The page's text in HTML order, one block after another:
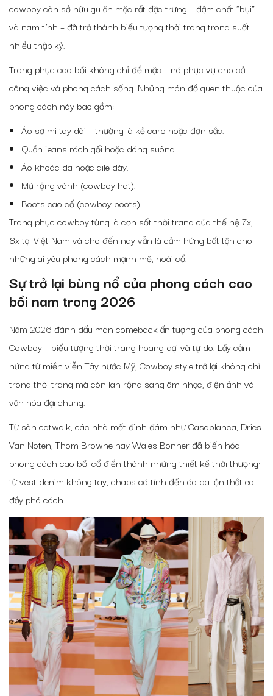
cowboy còn sở hữu gu ăn mặc rất đặc trưng – đậm chất “bụi”
và nam tính – đã trở thành biểu tượng thời trang trong suốt
nhiều thập kỷ.
Trang phục cao bồi không chỉ để mặc – nó phục vụ cho cả
công việc và phong cách sống. Những món đồ quen thuộc của
phong cách này bao gồm:
Áo sơ mi tay dài – thường là kẻ caro hoặc đơn sắc.
Quần jeans rách gối hoặc dáng suông.
Áo khoác da hoặc gile dày.
Mũ rộng vành (cowboy hat).
Boots cao cổ (cowboy boots).
Trang phục cowboy từng là cơn sốt thời trang của thế hệ 7x,
8x tại Việt Nam và cho đến nay vẫn là cảm hứng bất tận cho
những ai yêu phong cách mạnh mẽ, hoài cổ.
Sự trở lại bùng nổ của phong cách cao
bồi nam trong 2026
Năm 2026 đánh dấu màn comeback ấn tượng của phong cách
Cowboy – biểu tượng thời trang hoang dại và tự do. Lấy cảm
hứng từ miền viễn Tây nước Mỹ, Cowboy style trở lại không chỉ
trong thời trang mà còn lan rộng sang âm nhạc, điện ảnh và
văn hóa đại chúng.
Từ sàn catwalk, các nhà mốt đình đám như Casablanca, Dries
Van Noten, Thom Browne hay Wales Bonner đã biến hóa
phong cách cao bồi cổ điển thành những thiết kế thời thượng:
từ vest denim không tay, chaps cá tính đến áo da lộn thắt eo
đầy phá cách.